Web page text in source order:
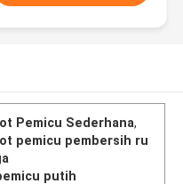
Pemicu Sederhana,
pemicu pembersih ru
putih